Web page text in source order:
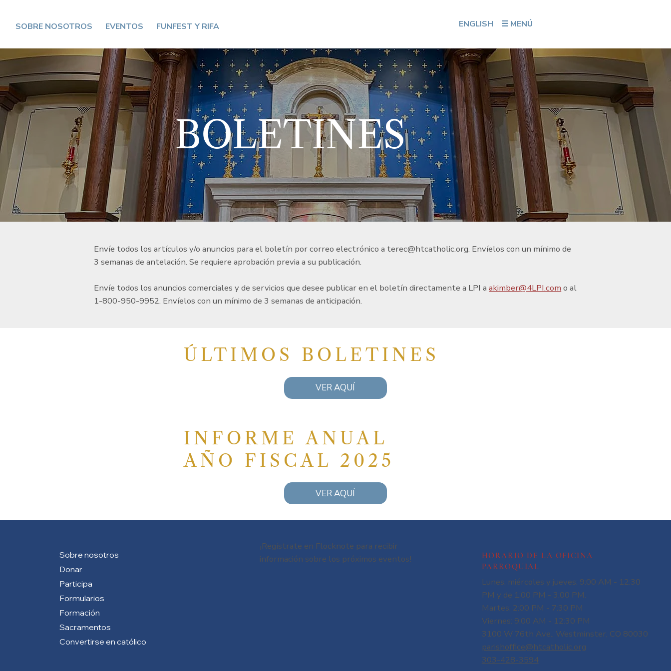
ENGLISH ☰ MENÚ
SOBRE NOSOTROS EVENTOS FUNFEST Y RIFA
BOLETINES
Envíe todos los artículos y/o anuncios para el boletín por correo electrónico a terec@htcatholic.org. Envíelos con un mínimo de
3 semanas de antelación. Se requiere aprobación previa a su publicación.
Envíe todos los anuncios comerciales y de servicios que desee publicar en el boletín directamente a LPI aakimber@4LPI.com o al
1-800-950-9952. Envíelos con un mínimo de 3 semanas de anticipación.
ÚLTIMOS BOLETINES
VER AQUÍ
INFORME ANUAL
AÑO FISCAL 2025
VER AQUÍ
Sobre nosotros
Donar
Participa
Formularios
Formación
Sacramentos
Convertirse en católico
¡Regístrate en Flocknote para recibir
información sobre los próximos eventos!
HORARIO DE LA OFICINA
PARROQUIAL
Lunes, miércoles y jueves: 9:00 AM - 12:30
PM y de 1:00 PM - 3:00 PM.
Martes: 2:00 PM - 7:30 PM
Viernes: 9:00 AM - 12:30 PM
3100 W 76th Ave., Westminster, CO 80030
parishoffice@htcatholic.org
303-428-3594